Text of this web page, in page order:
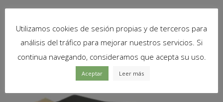
Utilizamos cookies de sesión propias y de terceros para
análisis del tráfico para mejorar nuestros servicios. Si
continua navegando, consideramos que acepta su uso.
Aceptar Leer más